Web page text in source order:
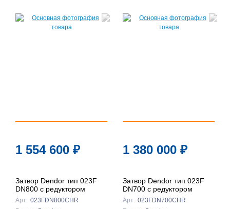
1 554 600 ₽
Затвор Dendor тип 023F
DN800 с редуктором
Арт: 023FDN800CHR
1 380 000 ₽
Затвор Dendor тип 023F
DN700 с редуктором
Арт: 023FDN700CHR